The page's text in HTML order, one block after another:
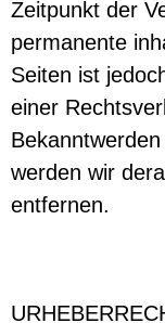
Zeitpunkt der
permanente
Seiten ist
einer
werden wir
entfernen.